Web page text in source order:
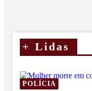
+ Lidas
POLÍCIA